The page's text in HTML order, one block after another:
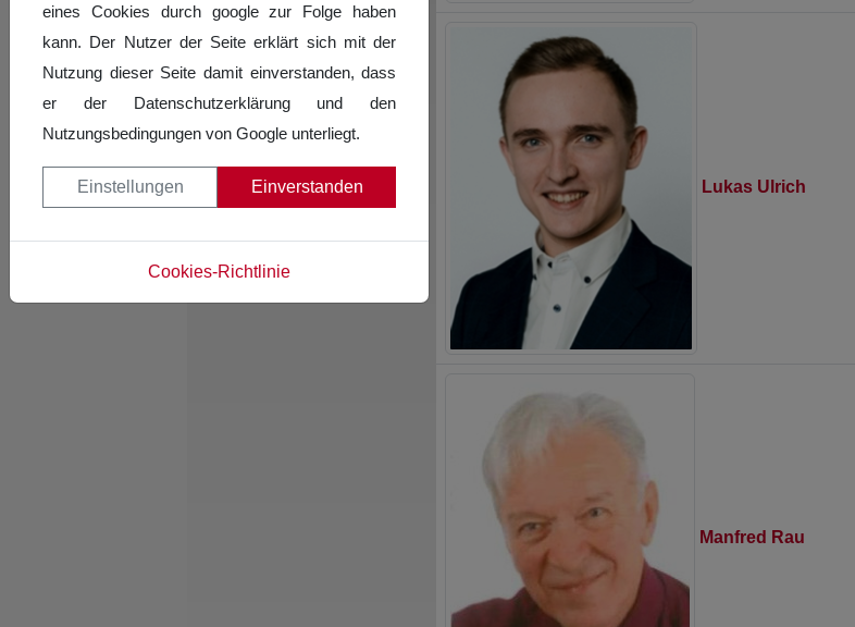
Fotogalerie
Lukas Ulrich
Manfred Rau
eines Cookies durch google zur Folge haben
kann. Der Nutzer der Seite erklärt sich mit der
Nutzung dieser Seite damit einverstanden, dass
er der Datenschutzerklärung und den
Nutzungsbedingungen von Google unterliegt.
Einstellungen Einverstanden
Cookies-Richtlinie